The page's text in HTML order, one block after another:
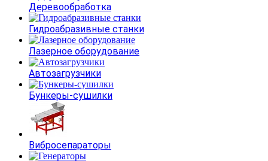
Деревообработка
Гидроабразивные станки
Лазерное оборудование
Автозагрузчики
Бункеры-сушилки
Вибросепараторы